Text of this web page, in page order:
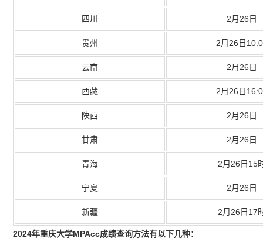
四川 2月26日
贵州 2月26日
云南 2月26日
西藏 2月26日
陕西 2月26日
甘肃 2月26日
青海 2月26日15
宁夏 2月26日
新疆 2月26日17
2024年重庆大学MPAcc成绩查询方法有以下几种：